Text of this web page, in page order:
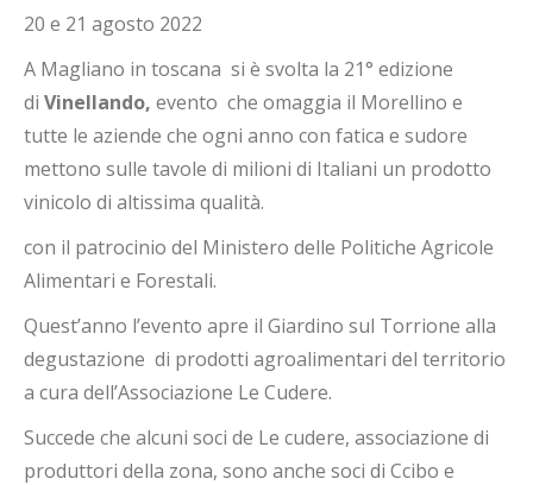
20 e 21 agosto 2022
A Magliano in toscana si è svolta la 21° edizione
di Vinellando, evento che omaggia il Morellino e
tutte le aziende che ogni anno con fatica e sudore
mettono sulle tavole di milioni di Italiani un prodotto
vinicolo di altissima qualità.
con il patrocinio del Ministero delle Politiche Agricole
Alimentari e Forestali.
Quest’anno l’evento apre il Giardino sul Torrione alla
degustazione di prodotti agroalimentari del territorio
a cura dell’Associazione Le Cudere.
Succede che alcuni soci de Le cudere, associazione di
produttori della zona, sono anche soci di Ccibo e